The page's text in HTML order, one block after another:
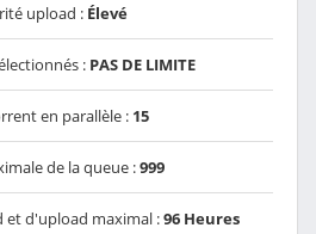
upload : Élevé
: PAS DE LIMITE
en parallèle : 15
de la queue :999
et d'upload maximal :96 Heures